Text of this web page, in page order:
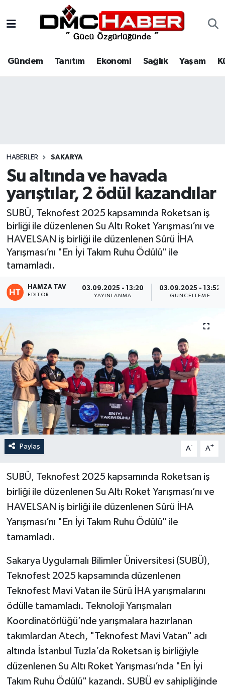
Gündem Tanıtım Ekonomi Sağlık Yaşam
HABERLER SAKARYA
Su altında ve havada
yarıştılar, 2 ödül kazandılar
SUBÜ, Teknofest 2025 kapsamında Roketsan iş
birliği ile düzenlenen Su Altı Roket Yarışması’nı ve
HAVELSAN iş birliği ile düzenlenen Sürü İHA
Yarışması’nı "En İyi Takım Ruhu Ödülü" ile
tamamladı.
HAMZA TAV
EDITÖR
03.09.2025 - 13:20
YAYINLANMA
03.09.2025 - 13:52
GÜNCELLEME
Paylaş A- A+
SUBÜ, Teknofest 2025 kapsamında Roketsan iş
birliği ile düzenlenen Su Altı Roket Yarışması’nı ve
HAVELSAN iş birliği ile düzenlenen Sürü İHA
Yarışması’nı "En İyi Takım Ruhu Ödülü" ile
tamamladı.
Sakarya Uygulamalı Bilimler Üniversitesi (SUBÜ),
Teknofest 2025 kapsamında düzenlenen
Teknofest Mavi Vatan ile Sürü İHA yarışmalarını
ödülle tamamladı. Teknoloji Yarışmaları
Koordinatörlüğü’nde yarışmalara hazırlanan
takımlardan Atech, "Teknofest Mavi Vatan" adı
altında İstanbul Tuzla’da Roketsan iş birliğiyle
düzenlenen Su Altı Roket Yarışması’nda "En İyi
Takım Ruhu Ödülü" kazandı. SUBÜ ev sahipliğinde
Tanıtım
Spor
Siyaset
Eğitim
Teknoloji
Asayiş
Nöbetçi Eczaneler
Hava Durumu
Haber Arşivi